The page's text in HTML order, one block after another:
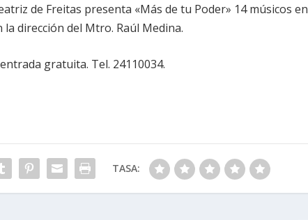
de Freitas presenta «Más de tu Poder» 14 músicos en
dirección del Mtro. Raúl Medina.
gratuita. Tel. 24110034.
TASA: